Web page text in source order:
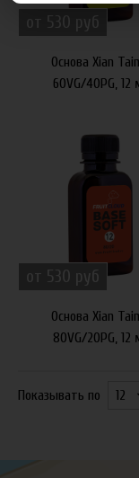
от 530 руб
Основа Xian
60VG/40PG, 12
от 530 руб
Основа Xian
80VG/20PG, 12
Показывать по